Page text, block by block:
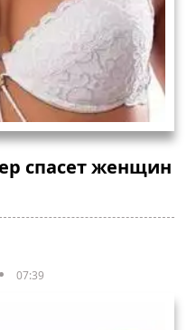
спасет женщин
07:39